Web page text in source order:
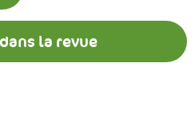
la revue